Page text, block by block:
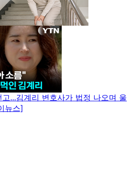
...김계리 변호사가 법정 나오며 울
뉴스]